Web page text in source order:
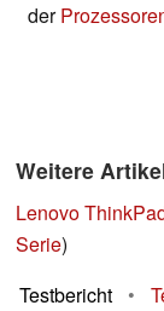
der
Weitere
Lenovo
Serie)
Testbericht
•